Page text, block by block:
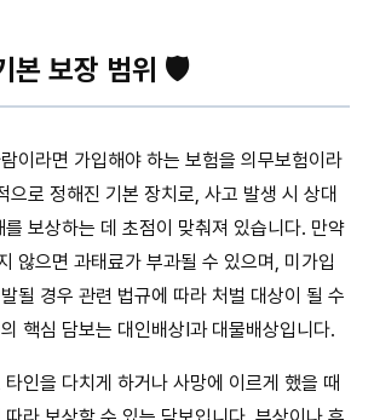
본 보장 범위 🛡️
이라면 가입해야 하는 보험을 의무보험이라
으로 정해진 기본 장치로, 사고 발생 시 상대
를 보상하는 데 초점이 맞춰져 있습니다. 만약
않으면 과태료가 부과될 수 있으며, 미가입
될 경우 관련 법규에 따라 처벌 대상이 될 수
핵심 담보는 대인배상Ⅰ과 대물배상입니다.
타인을 다치게 하거나 사망에 이르게 했을 때